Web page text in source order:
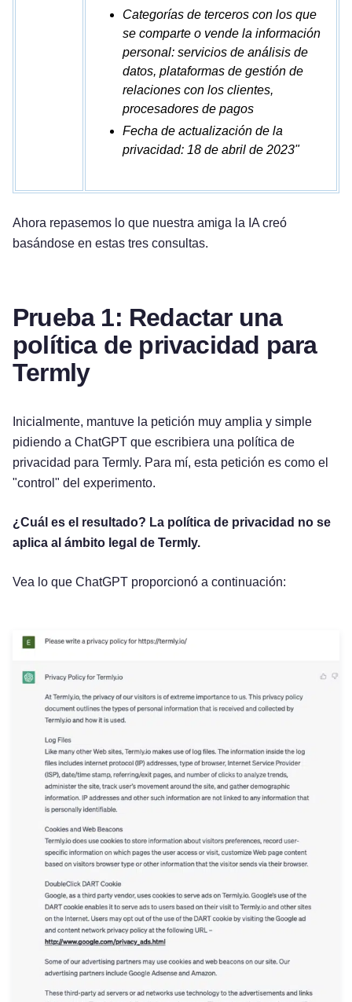
Categorías de terceros con los que
se comparte o vende la información
personal: servicios de análisis de
datos, plataformas de gestión de
relaciones con los clientes,
procesadores de pagos
Fecha de actualización de la
privacidad: 18 de abril de 2023"
Ahora repasemos lo que nuestra amiga la IA creó
basándose en estas tres consultas.
Prueba 1: Redactar una
política de privacidad para
Termly
Inicialmente, mantuve la petición muy amplia y simple
pidiendo a ChatGPT que escribiera una política de
privacidad para Termly. Para mí, esta petición es como el
"control" del experimento.
¿Cuál es el resultado? La política de privacidad no se
aplica al ámbito legal de Termly.
Vea lo que ChatGPT proporcionó a continuación: